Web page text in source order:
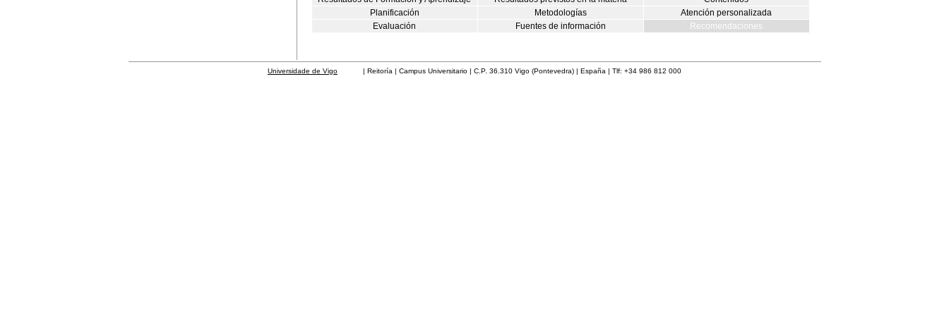
Planificación
Metodologías
Atención personalizada
Evaluación
Fuentes de información Recomendaciones
Universidade de Vigo | Reitoría | Campus Universitario | C.P. 36.310 Vigo (Pontevedra) | España | Tlf: +34 986 812 000